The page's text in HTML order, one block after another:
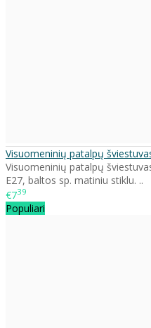
Visuomeninių patalpų
Visuomeninių patalpų
E27, baltos sp. matiniu stiklu. ..
€739
Populiari